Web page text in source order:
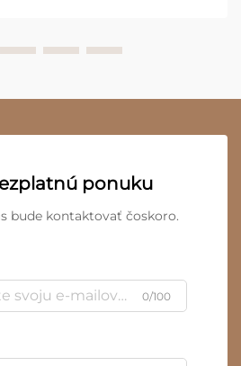
ponuku
bude kontaktovať čoskoro.
0/100